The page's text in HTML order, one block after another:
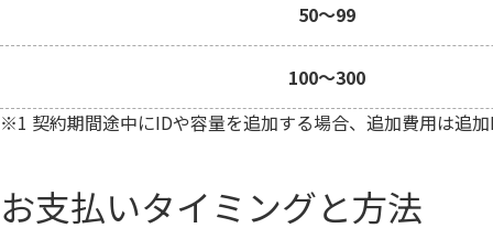
50～99
100～300
※1 契約期間途中にIDや容量を追加する場合、追加費用は追
お支払いタイミングと方法